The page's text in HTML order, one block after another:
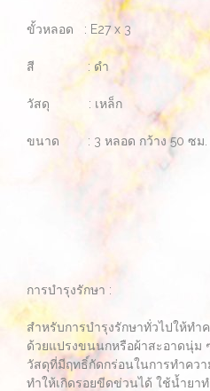
ขั้วหลอด : E27 x 3
สี : ดำ
วัสดุ : เหล็ก
ขนาด : 3 หลอด กว้าง 50 ซม.
การบำรุงรักษา :
สำหรับการบำรุงรักษาทั่วไปให้ทำ
ด้วยแปรงขนนกหรือผ้าสะอาดนุ่ม
วัสดุที่มีฤทธิ์กัดกร่อนในการทำควา
ทำให้เกิดรอยขีดข่วนได้ ใช้น้ำยา